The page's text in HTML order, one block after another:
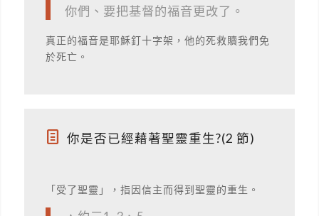
你們、要把基督的福音更改了。
真正的福音是耶穌釘十字架，他的死救贖我們免
於死亡。
你是否已經藉著聖靈重生?(2 節)
「受了聖靈」，指因信主而得到聖靈的重生。